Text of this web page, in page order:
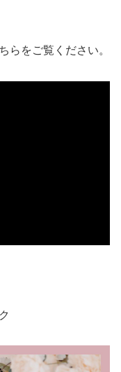
らをご覧ください。